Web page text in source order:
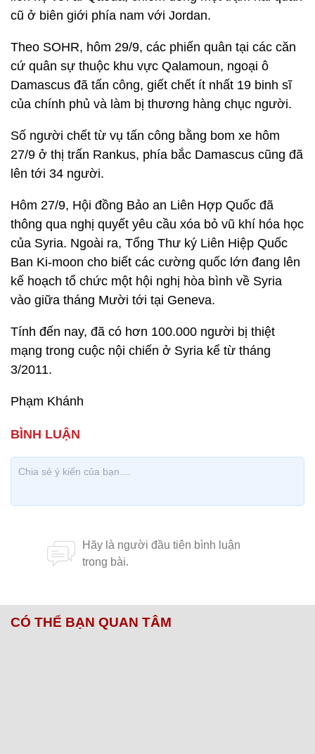
cũ ở biên giới phía nam với Jordan.
Theo SOHR, hôm 29/9, các phiến quân tại các căn
cứ quân sự thuộc khu vực Qalamoun, ngoại ô
Damascus đã tấn công, giết chết ít nhất 19 binh sĩ
của chính phủ và làm bị thương hàng chục người.
Số người chết từ vụ tấn công bằng bom xe hôm
27/9 ở thị trấn Rankus, phía bắc Damascus cũng đã
lên tới 34 người.
Hôm 27/9, Hội đồng Bảo an Liên Hợp Quốc đã
thông qua nghị quyết yêu cầu xóa bỏ vũ khí hóa học
của Syria. Ngoài ra, Tổng Thư ký Liên Hiệp Quốc
Ban Ki-moon cho biết các cường quốc lớn đang lên
kế hoạch tổ chức một hội nghị hòa bình về Syria
vào giữa tháng Mười tới tại Geneva.
Tính đến nay, đã có hơn 100.000 người bị thiệt
mạng trong cuộc nội chiến ở Syria kể từ tháng
3/2011.
Phạm Khánh
CÓ THỂ BẠN QUAN TÂM